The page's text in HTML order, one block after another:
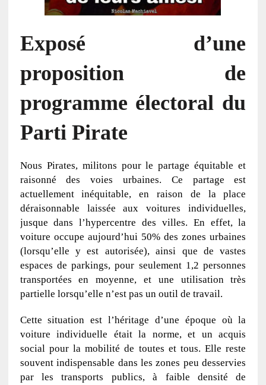
Exposé d’une
proposition de
programme électoral du
Parti Pirate
Nous Pirates, militons pour le partage équitable et
raisonné des voies urbaines. Ce partage est
actuellement inéquitable, en raison de la place
déraisonnable laissée aux voitures individuelles,
jusque dans l’hypercentre des villes. En effet, la
voiture occupe aujourd’hui 50% des zones urbaines
(lorsqu’elle y est autorisée), ainsi que de vastes
espaces de parkings, pour seulement 1,2 personnes
transportées en moyenne, et une utilisation très
partielle lorsqu’elle n’est pas un outil de travail.
Cette situation est l’héritage d’une époque où la
voiture individuelle était la norme, et un acquis
social pour la mobilité de toutes et tous. Elle reste
souvent indispensable dans les zones peu desservies
par les transports publics, à faible densité de